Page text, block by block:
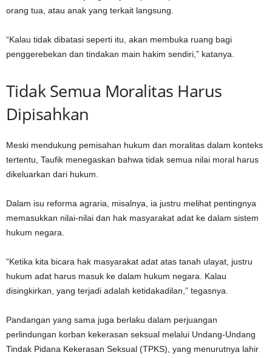
orang tua, atau anak yang terkait langsung.
“Kalau tidak dibatasi seperti itu, akan membuka ruang bagi
penggerebekan dan tindakan main hakim sendiri,” katanya.
Tidak Semua Moralitas Harus
Dipisahkan
Meski mendukung pemisahan hukum dan moralitas dalam konteks
tertentu, Taufik menegaskan bahwa tidak semua nilai moral harus
dikeluarkan dari hukum.
Dalam isu reforma agraria, misalnya, ia justru melihat pentingnya
memasukkan nilai-nilai dan hak masyarakat adat ke dalam sistem
hukum negara.
“Ketika kita bicara hak masyarakat adat atas tanah ulayat, justru
hukum adat harus masuk ke dalam hukum negara. Kalau
disingkirkan, yang terjadi adalah ketidakadilan,” tegasnya.
Pandangan yang sama juga berlaku dalam perjuangan
perlindungan korban kekerasan seksual melalui Undang-Undang
Tindak Pidana Kekerasan Seksual (TPKS), yang menurutnya lahir